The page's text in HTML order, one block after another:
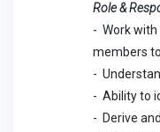
Role &
- Work with
members
-
- Ability to
- Derive